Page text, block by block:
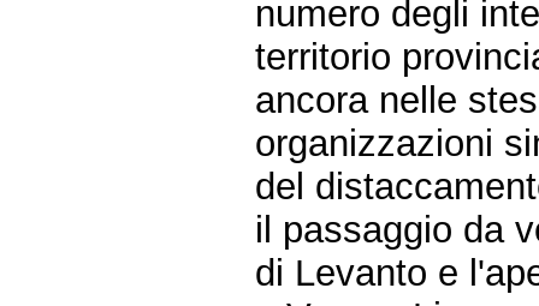
numero degli
territorio
ancora nelle
organizzazioni
del
il passaggio da
di Levanto e